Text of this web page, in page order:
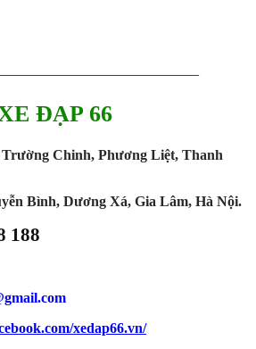
ĐẠP 66
Trường Chinh, Phương Liệt, Thanh
Bình, Dương Xá, Gia Lâm, Hà Nội.
188
xedap66.vn/